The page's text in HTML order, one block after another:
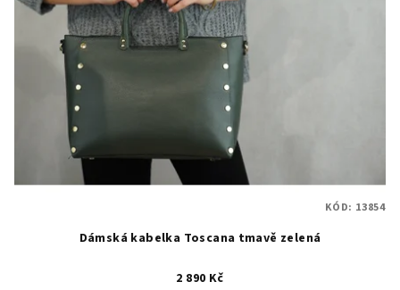
Dámská kabelka Toscana tmavě zelená
2 890 Kč
KÓD: 13854